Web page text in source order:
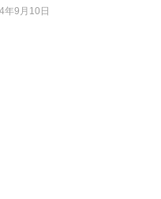
年9月10日